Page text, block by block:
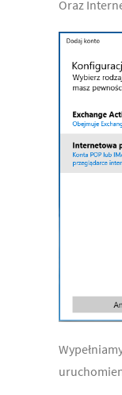
Oraz